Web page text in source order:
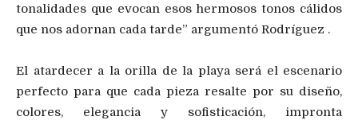
tonalidades que evocan esos hermosos tonos cálidos
que nos adornan cada tarde” argumentó Rodríguez .
El atardecer a la orilla de la playa será el escenario
perfecto para que cada pieza resalte por su diseño,
colores, elegancia y sofisticación, impronta